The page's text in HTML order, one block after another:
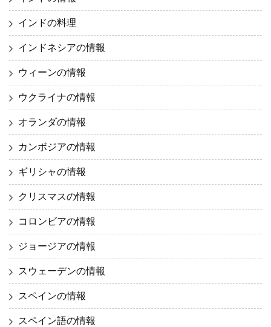
インドの料理
インドネシアの情報
ウィーンの情報
ウクライナの情報
オランダの情報
カンボジアの情報
ギリシャの情報
クリスマスの情報
コロンビアの情報
ジョージアの情報
スウェーデンの情報
スペインの情報
スペイン語の情報